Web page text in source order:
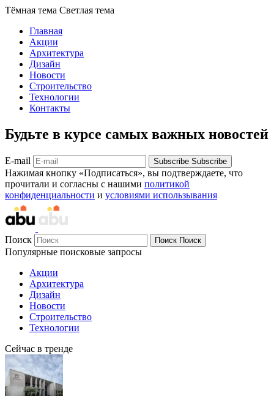
Тёмная тема Светлая тема
Главная
Акции
Архитектура
Дизайн
Новости
Строительство
Технологии
Контакты
Будьте в курсе самых важных новостей
E-mail Subscribe Subscribe
Нажимая кнопку «Подписаться», вы подтверждаете, что
прочитали и согласны с нашими политикой
конфиденциальности и условиями использывания
Поиск Поиск Поиск
Популярные поисковые запросы
Акции
Архитектура
Дизайн
Новости
Строительство
Технологии
Сейчас в тренде